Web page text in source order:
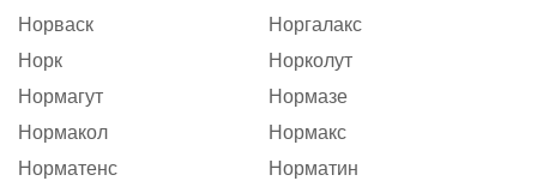
Норваск
Норгалакс
Норк
Норколут
Нормагут
Нормазе
Нормакол
Нормакс
Норматенс
Норматин